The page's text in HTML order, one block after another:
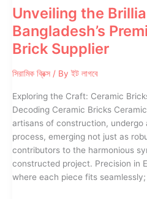
Unveiling the
Bangladesh’s
Brick Supplier
সিরামিক ব্রিক্স / By ইট লাগবে
Exploring the Craft: Ceramic
Decoding Ceramic Bricks
artisans of construction,
process, emerging not just as
contributors to the harmonious
constructed project. Precision in
where each piece fits seamlessly;